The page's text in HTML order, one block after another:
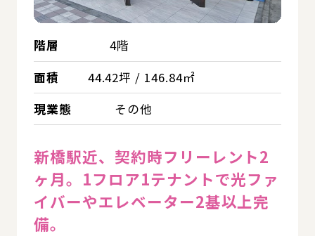
階層
4階
面積
44.42坪 / 146.84㎡
現業態
その他
新橋駅近、契約時フリーレント2
ヶ月。1フロア1テナントで光ファ
イバーやエレベーター2基以上完
備。